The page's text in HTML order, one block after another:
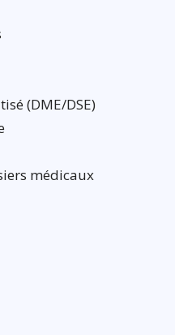
(DME/DSE)
médicaux